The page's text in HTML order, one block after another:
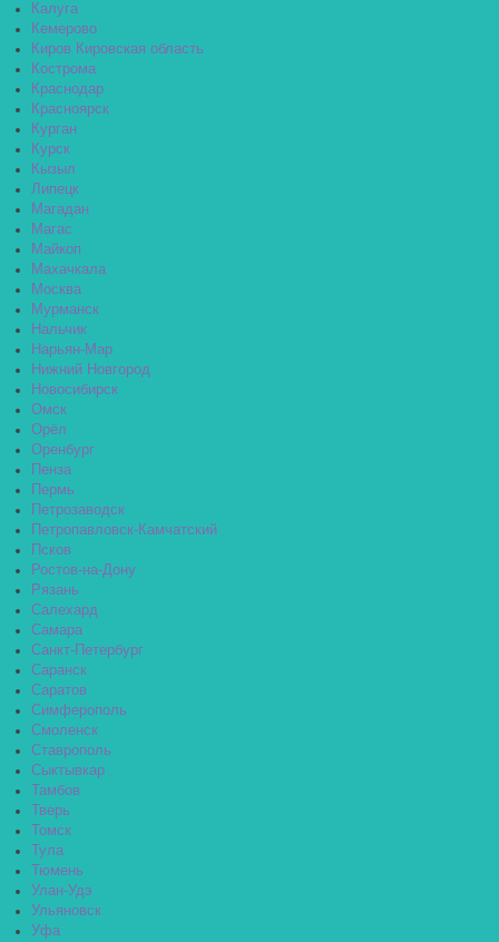
Калуга
Кемерово
Киров Кировская область
Кострома
Краснодар
Красноярск
Курган
Курск
Кызыл
Липецк
Магадан
Магас
Майкоп
Махачкала
Москва
Мурманск
Нальчик
Нарьян-Мар
Нижний Новгород
Новосибирск
Омск
Орёл
Оренбург
Пенза
Пермь
Петрозаводск
Петропавловск-Камчатский
Псков
Ростов-на-Дону
Рязань
Салехард
Самара
Санкт-Петербург
Саранск
Саратов
Симферополь
Смоленск
Ставрополь
Сыктывкар
Тамбов
Тверь
Томск
Тула
Тюмень
Улан-Удэ
Ульяновск
Уфа